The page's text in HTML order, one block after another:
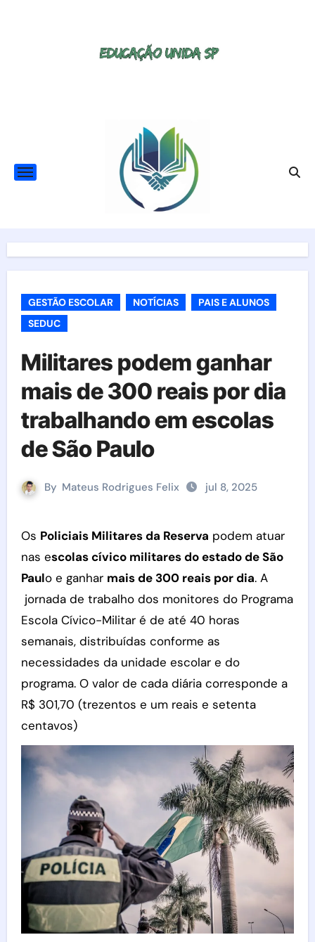
GESTÃO ESCOLAR NOTÍCIAS
PAIS E ALUNOS
SEDUC
Militares podem ganhar
mais de 300 reais por dia
trabalhando em escolas
de São Paulo
By Mateus Rodrigues Felix jul 8, 2025
Os Policiais Militares da Reserva podem atuar
nas escolas cívico militares do estado de São
Paulo e ganhar mais de 300 reais por dia. A
jornada de trabalho dos monitores do Programa
Escola Cívico-Militar é de até 40 horas
semanais, distribuídas conforme as
necessidades da unidade escolar e do
programa. O valor de cada diária corresponde a
R$ 301,70 (trezentos e um reais e setenta
centavos)